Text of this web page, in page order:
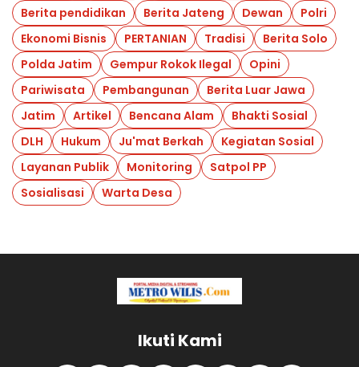
Berita pendidikan
Berita Jateng Dewan
Polri
Ekonomi Bisnis
PERTANIAN Tradisi
Berita Solo
Polda Jatim
Gempur Rokok Ilegal
Opini
Pariwisata
Pembangunan
Berita Luar Jawa
Jatim
Artikel Bencana Alam
Bhakti Sosial
DLH
Hukum Ju'mat Berkah
Kegiatan Sosial
Layanan Publik
Monitoring
Satpol PP
Sosialisasi
Warta Desa
Ikuti Kami